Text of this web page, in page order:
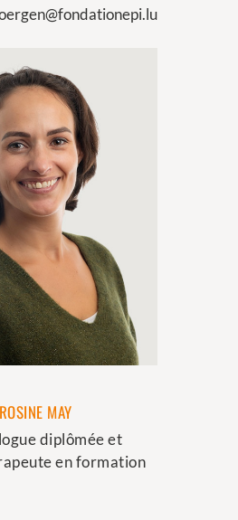
ROSINE MAY
diplômée et
en formation​